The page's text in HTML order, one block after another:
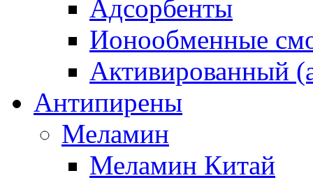
Адсорбенты
Ионообменные
Активированный
Антипирены
Меламин
Меламин Китай